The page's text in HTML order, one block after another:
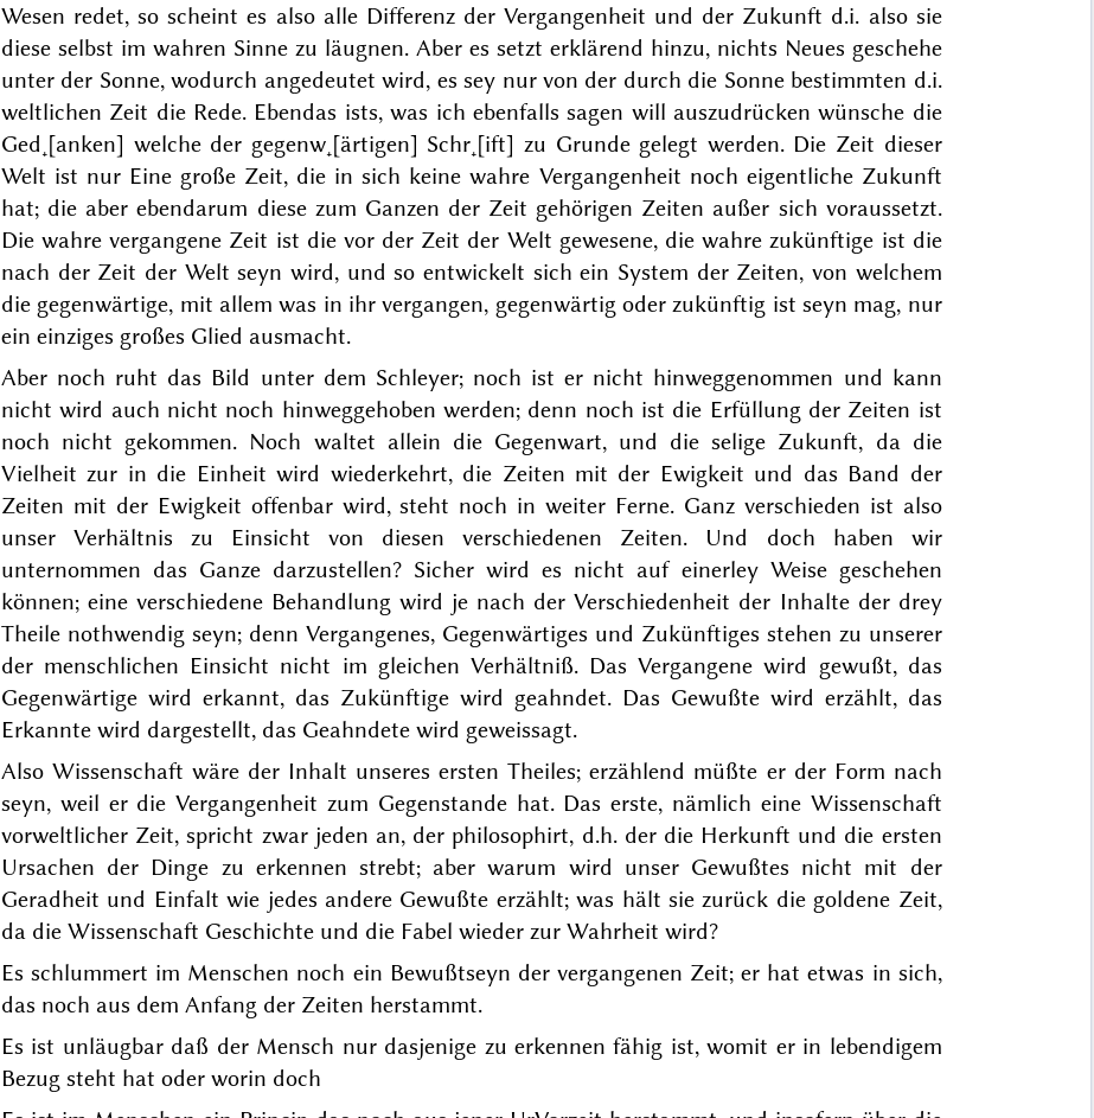
Wesen redet, so scheint es also alle Differenz der Vergangenheit und der Zukunft d.i. also sie
diese selbst im wahren Sinne zu läugnen. Aber es setzt erklärend hinzu, nichts Neues geschehe
unter der Sonne, wodurch angedeutet wird, es sey nur von der durch die Sonne bestimmten d.i.
weltlichen Zeit die Rede. Ebendas ists, was ich ebenfallssagen will auszudrücken wünsche die
Ged˖[anken] welche der gegenw˖[ärtigen] Schr˖[ift] zu Grunde gelegt werden.Die Zeit dieser
Welt ist nur Eine große Zeit, die in sich keine wahre Vergangenheit noch eigentliche Zukunft
hat; die aber ebendarum diese zum Ganzen der Zeit gehörigen Zeiten außer sich voraussetzt.
Die wahre vergangene Zeit ist die vor der Zeit der Welt gewesene, die wahre zukünftige ist die
nach der Zeit der Welt seyn wird, und so entwickelt sich ein System der Zeiten, von welchem
die gegenwärtige, mit allem was in ihr vergangen, gegenwärtig oder zukünftig ist seyn mag, nur
ein einziges großes Glied ausmacht.
Aber noch ruht das Bild unter dem Schleyer; noch ist er nicht hinweggenommen und kann
nicht wird auch nicht noch hinweggehoben werden; denn noch ist die Erfüllung der Zeiten ist
noch nicht gekommen. Noch waltet allein die Gegenwart, und die selige Zukunft, da die
Vielheitzur in die Einheitwird wiederkehrt, die Zeiten mit der Ewigkeit und das Band der
Zeiten mit der Ewigkeit offenbar wird, steht noch in weiter Ferne. Ganz verschieden ist also
unser Verhältnis zu Einsicht von diesen verschiedenen Zeiten. Und doch haben wir
unternommen das Ganze darzustellen? Sicher wird es nicht auf einerley Weise geschehen
können; eine verschiedene Behandlung wird je nach der Verschiedenheit der Inhalte der drey
Theile nothwendig seyn; denn Vergangenes, Gegenwärtiges und Zukünftiges stehen zu unserer
der menschlichen Einsicht nicht im gleichen Verhältniß. Das Vergangene wird gewußt, das
Gegenwärtige wird erkannt, das Zukünftige wird geahndet. Das Gewußte wird erzählt, das
Erkannte wird dargestellt, das Geahndete wird geweissagt.
Also Wissenschaft wäre der Inhalt unseres ersten Theiles; erzählend müßte er der Form nach
seyn, weil er die Vergangenheit zum Gegenstande hat. Das erste, nämlich eine Wissenschaft
vorweltlicher Zeit, spricht zwar jeden an, der philosophirt, d.h. der die Herkunft und die ersten
Ursachen der Dinge zu erkennen strebt; aber warum wird unser Gewußtes nicht mit der
Geradheit und Einfalt wie jedes andere Gewußte erzählt; was hält sie zurück die goldene Zeit,
da die Wissenschaft Geschichte und die Fabel wieder zur Wahrheit wird?
Es schlummert im Menschen noch ein Bewußtseyn der vergangenen Zeit; er hat etwas in sich,
das noch aus dem Anfang der Zeiten herstammt.
Es ist unläugbar daß der Mensch nur dasjenige zu erkennen fähig ist, womit er in lebendigem
Bezug steht hat oder worin doch